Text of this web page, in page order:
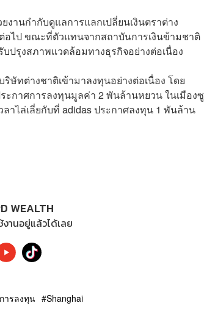
านกำกับดูแลการแลกเปลี่ยนเงินตราต่าง
อไป ขณะที่ตัวแทนจากสถาบันการเงินข้ามชาติ
ปรุงสภาพแวดล้อมทางธุรกิจอย่างต่อเนื่อง
ษัทต่างชาติเข้ามาลงทุนอย่างต่อเนื่อง โดย
ะกาศการลงทุนมูลค่า 2 พันล้านหยวน ในเมืองซู
าไล่เลี่ยกับที่ adidas ประกาศลงทุน 1 พันล้าน
WEALTH
านอยู่แล้วได้เลย
การลงทุน Shanghai